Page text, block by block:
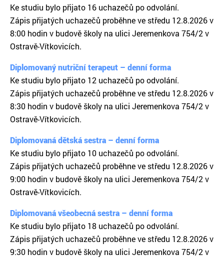
Ke studiu bylo přijato 16 uchazečů po odvolání.
Zápis přijatých uchazečů proběhne ve středu 12.8.2026 v
8:00 hodin v budově školy na ulici Jeremenkova 754/2 v
Ostravě-Vítkovicích.
Diplomovaný nutriční terapeut – denní forma
Ke studiu bylo přijato 12 uchazečů po odvolání.
Zápis přijatých uchazečů proběhne ve středu 12.8.2026 v
8:30 hodin v budově školy na ulici Jeremenkova 754/2 v
Ostravě-Vítkovicích.
Diplomovaná dětská sestra – denní forma
Ke studiu bylo přijato 10 uchazečů po odvolání.
Zápis přijatých uchazečů proběhne ve středu 12.8.2026 v
9:00 hodin v budově školy na ulici Jeremenkova 754/2 v
Ostravě-Vítkovicích.
Diplomovaná všeobecná sestra – denní forma
Ke studiu bylo přijato 18 uchazečů po odvolání.
Zápis přijatých uchazečů proběhne ve středu 12.8.2026 v
9:30 hodin v budově školy na ulici Jeremenkova 754/2 v